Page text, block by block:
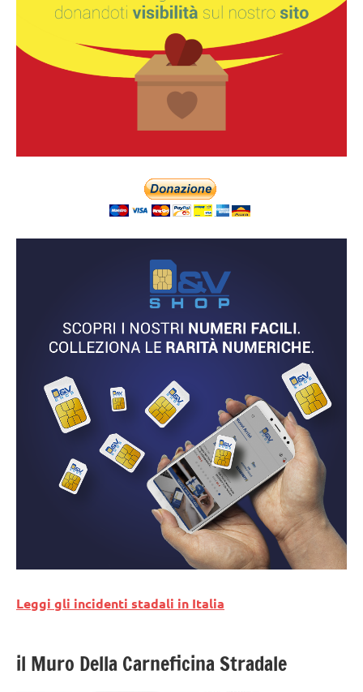
Leggi gli incidenti stadali in Italia
il Muro Della Carneficina Stradale